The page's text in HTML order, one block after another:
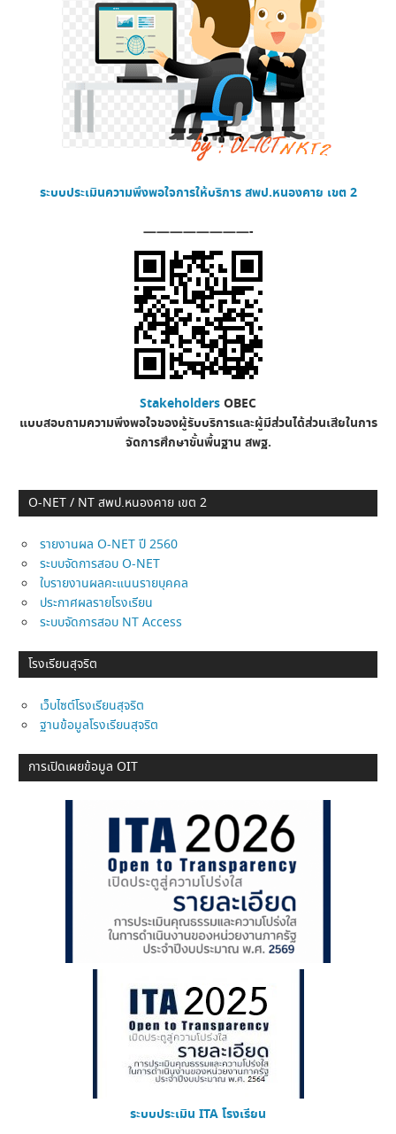
ระบบประเมินความพึงพอใจการให้บริการสพป.หนองคาย เขต 2
————————-
StakeholdersOBEC
แบบสอบถามความพึงพอใจของผู้รับบริการและผู้มีส่วนได้ส่วนเสียในการ
จัดการศึกษาขั้นพื้นฐาน สพฐ.
O-NET / NT สพป.หนองคาย เขต 2
รายงานผล O-NET ปี 2560
ระบบจัดการสอบ O-NET
ใบรายงานผลคะแนนรายบุคคล
ประกาศผลรายโรงเรียน
ระบบจัดการสอบ NT Access
โรงเรียนสุจริต
เว็บไซต์โรงเรียนสุจริต
ฐานข้อมูลโรงเรียนสุจริต
การเปิดเผยข้อมูล OIT
ระบบประเมิน ITA โรงเรียน